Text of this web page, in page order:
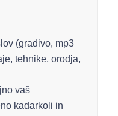
(gradivo, mp3
tehnike, orodja,
vaš
kadarkoli in